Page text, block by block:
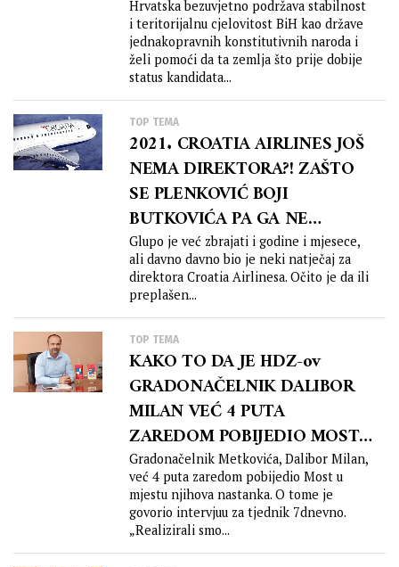
Hrvatska bezuvjetno podržava stabilnost
i teritorijalnu cjelovitost BiH kao države
jednakopravnih konstitutivnih naroda i
želi pomoći da ta zemlja što prije dobije
status kandidata...
TOP TEMA
2021. CROATIA AIRLINES JOŠ
NEMA DIREKTORA?! ZAŠTO
SE PLENKOVIĆ BOJI
BUTKOVIĆA PA GA NE
SMJENI?!
Glupo je već zbrajati i godine i mjesece,
ali davno davno bio je neki natječaj za
direktora Croatia Airlinesa. Očito je da ili
preplašen...
TOP TEMA
KAKO TO DA JE HDZ-ov
GRADONAČELNIK DALIBOR
MILAN VEĆ 4 PUTA
ZAREDOM POBIJEDIO MOST
U METKOVIĆU, MJESTU
NJIHOVA NASTANKA?!
Gradonačelnik Metkovića, Dalibor Milan,
već 4 puta zaredom pobijedio Most u
mjestu njihova nastanka. O tome je
govorio intervjuu za tjednik 7dnevno.
„Realizirali smo...